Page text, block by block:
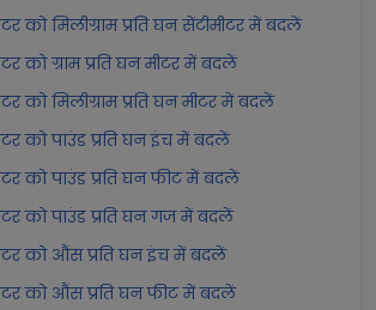
को मिलीग्राम प्रति घन सेंटीमीटर में बदलें
को ग्राम प्रति घन मीटर में बदलें
को मिलीग्राम प्रति घन मीटर में बदलें
को पाउंड प्रति घन इंच में बदलें
को पाउंड प्रति घन फीट में बदलें
को पाउंड प्रति घन गज में बदलें
को औंस प्रति घन इंच में बदलें
को औंस प्रति घन फीट में बदलें